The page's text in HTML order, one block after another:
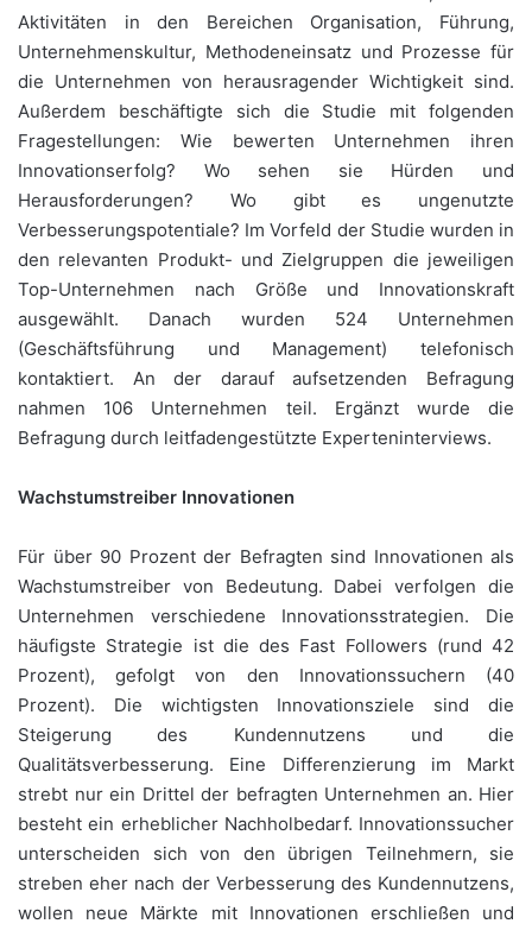
Aktivitäten in den Bereichen Organisation, Führung,
Unternehmenskultur, Methodeneinsatz und Prozesse für
die Unternehmen von herausragender Wichtigkeit sind.
Außerdem beschäftigte sich die Studie mit folgenden
Fragestellungen: Wie bewerten Unternehmen ihren
Innovationserfolg? Wo sehen sie Hürden und
Herausforderungen? Wo gibt es ungenutzte
Verbesserungspotentiale? Im Vorfeld der Studie wurden in
den relevanten Produkt- und Zielgruppen die jeweiligen
Top-Unternehmen nach Größe und Innovationskraft
ausgewählt. Danach wurden 524 Unternehmen
(Geschäftsführung und Management) telefonisch
kontaktiert. An der darauf aufsetzenden Befragung
nahmen 106 Unternehmen teil. Ergänzt wurde die
Befragung durch leitfadengestützte Experteninterviews.
Wachstumstreiber Innovationen
Für über 90 Prozent der Befragten sind Innovationen als
Wachstumstreiber von Bedeutung. Dabei verfolgen die
Unternehmen verschiedene Innovationsstrategien. Die
häufigste Strategie ist die des Fast Followers (rund 42
Prozent), gefolgt von den Innovationssuchern (40
Prozent). Die wichtigsten Innovationsziele sind die
Steigerung des Kundennutzens und die
Qualitätsverbesserung. Eine Differenzierung im Markt
strebt nur ein Drittel der befragten Unternehmen an. Hier
besteht ein erheblicher Nachholbedarf. Innovationssucher
unterscheiden sich von den übrigen Teilnehmern, sie
streben eher nach der Verbesserung des Kundennutzens,
wollen neue Märkte mit Innovationen erschließen und